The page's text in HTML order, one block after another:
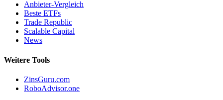
Anbieter-Vergleich
Beste ETFs
Trade Republic
Scalable Capital
News
Weitere Tools
ZinsGuru.com
RoboAdvisor.one